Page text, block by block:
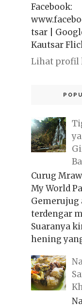
Facebook:
tsar |
Kautsar
Lihat profil
Curug
My World
terdengar
Suaranya
hening